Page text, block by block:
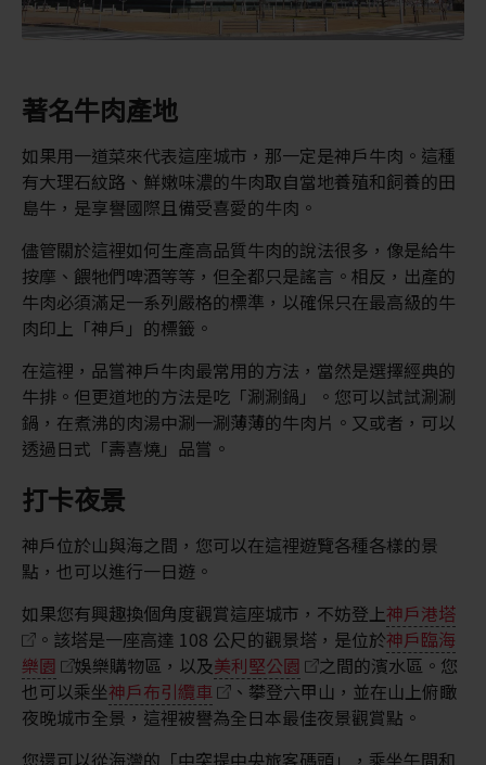
著名牛肉產地
如果用一道菜來代表這座城市，那一定是神戶牛肉。這種
有大理石紋路、鮮嫩味濃的牛肉取自當地養殖和飼養的田
島牛，是享譽國際且備受喜愛的牛肉。
儘管關於這裡如何生產高品質牛肉的說法很多，像是給牛
按摩、餵牠們啤酒等等，但全都只是謠言。相反，出產的
牛肉必須滿足一系列嚴格的標準，以確保只在最高級的牛
肉印上「神戶」的標籤。
在這裡，品嘗神戶牛肉最常用的方法，當然是選擇經典的
牛排。但更道地的方法是吃「涮涮鍋」。您可以試試涮涮
鍋，在煮沸的肉湯中涮一涮薄薄的牛肉片。又或者，可以
透過日式「壽喜燒」品嘗。
打卡夜景
神戶位於山與海之間，您可以在這裡遊覽各種各樣的景
點，也可以進行一日遊。
如果您有興趣換個角度觀賞這座城市，不妨登上神戶港塔
。該塔是一座高達 108 公尺的觀景塔，是位於神戶臨海
樂園
娛樂購物區，以及美利堅公園
之間的濱水區。您
也可以乘坐神戶布引纜車
、攀登六甲山，並在山上俯瞰
夜晚城市全景，這裡被譽為全日本最佳夜景觀賞點。
您還可以從海灣的「中突提中央旅客碼頭」，乘坐午間和